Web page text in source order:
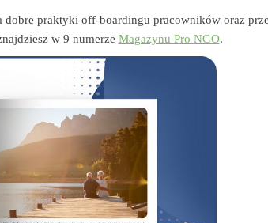
dobre praktyki off-boardingu pracowników oraz
w 9 numerze Magazynu Pro NGO.